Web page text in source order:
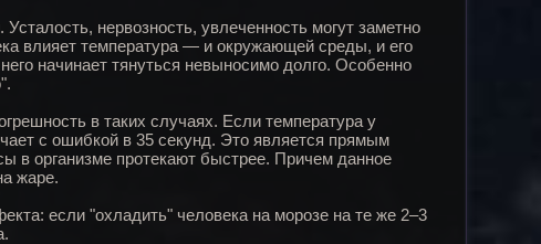
нервозность, увлеченность могут заметно
влияет температура — и окружающей среды, и его
начинает тянуться невыносимо долго. Особенно
в таких случаях. Если температура у
с ошибкой в 35 секунд. Это является прямым
в организме протекают быстрее. Причем данное
жаре.
если "охладить" человека на морозе на те же 2–3